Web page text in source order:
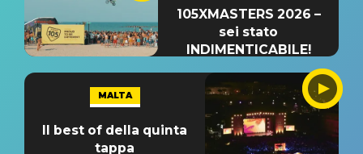
105XMASTERS 2026 –
sei stato
INDIMENTICABILE!
MALTA
Il best of della quinta
tappa